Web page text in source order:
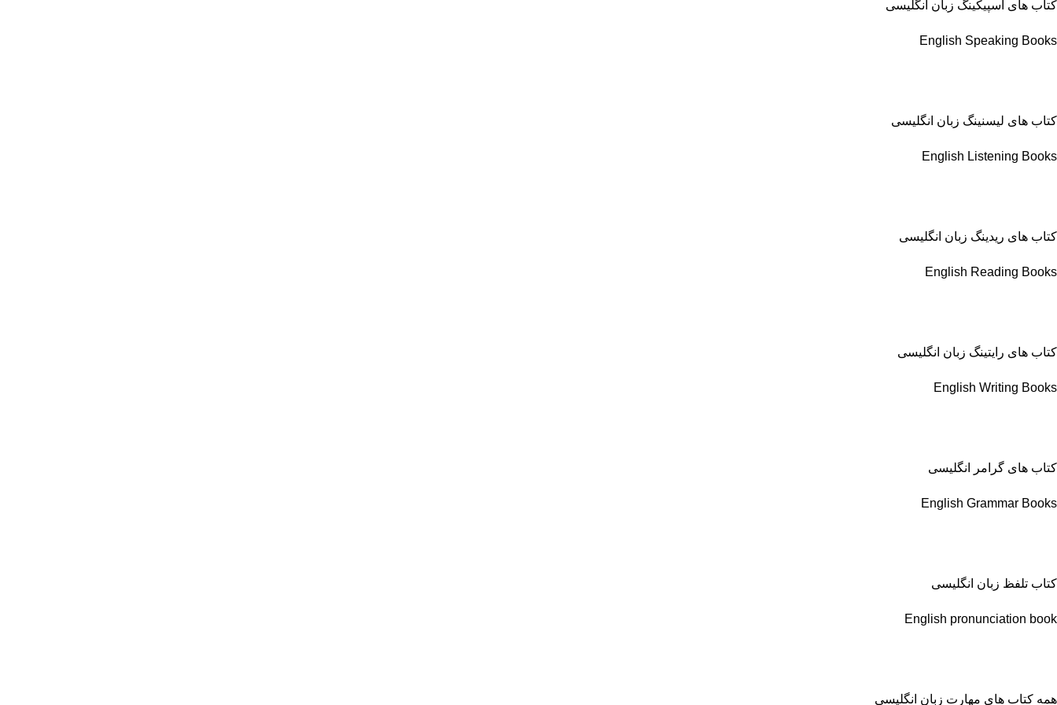
کتاب های اسپیکینگ زبان انگلیسی
English Speaking Books
کتاب های لیسنینگ زبان انگلیسی
English Listening Books
کتاب های ریدینگ زبان انگلیسی
English Reading Books
کتاب های رایتینگ زبان انگلیسی
English Writing Books
کتاب های گرامر انگلیسی
English Grammar Books
کتاب تلفظ زبان انگلیسی
English pronunciation book
همه کتاب های مهارت زبان انگلیسی